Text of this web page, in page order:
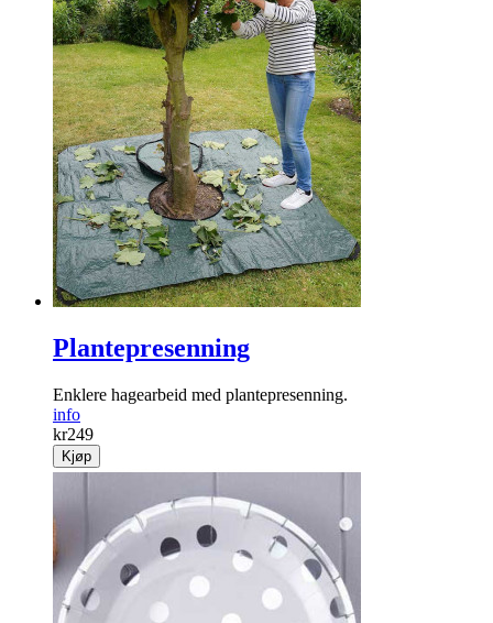
Plantepresenning
Enklere hagearbeid med plantepresenning.
info
kr249
Kjøp